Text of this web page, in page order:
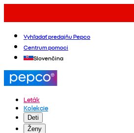
Vyhľadať predajňu Pepco
Centrum pomoci
Slovenčina
Leták
Kolekcie
Deti
Ženy